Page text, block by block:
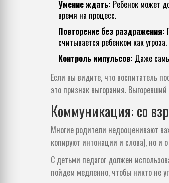
Умение ждать: Ребенок может
время на процесс.
Повторение без раздражения:
считывается ребенком как угроза.
Контроль импульсов: Даже
Если вы видите, что воспитатель
это признак выгорания.
Коммуникация: со
Многие родители недооценивают
копируют интонации и слова), но и
С детьми педагог должен
пойдем медленно, чтобы никто не